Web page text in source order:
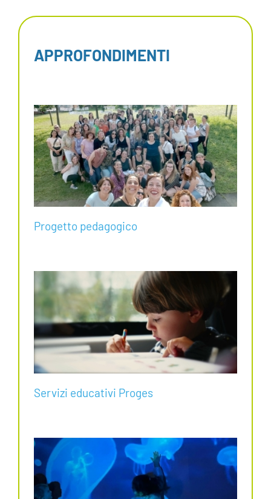
APPROFONDIMENTI
Progetto pedagogico
Servizi educativi Proges